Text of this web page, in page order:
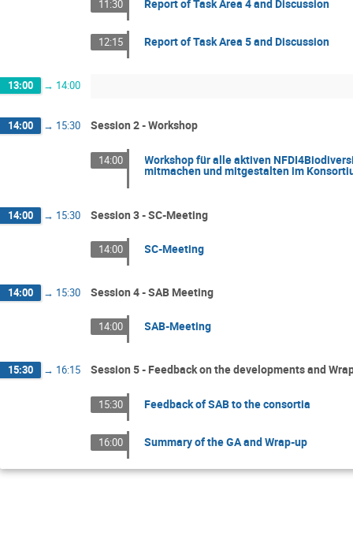
11:30 Report of Task Area 4 and Discussion
12:15 Report of Task Area 5 and Discussion
13:00 → 14:00
14:00 → 15:30 Session 2 - Workshop
14:00 Workshop für alle aktiven
mitmachen und mitgestalten im
14:00 → 15:30 Session 3 - SC-Meeting
14:00 SC-Meeting
14:00 → 15:30 Session 4 - SAB Meeting
14:00 SAB-Meeting
15:30 → 16:15 Session 5 - Feedback on the developments and
15:30 Feedback of SAB to the consortia
16:00 Summary of the GA and Wrap-up